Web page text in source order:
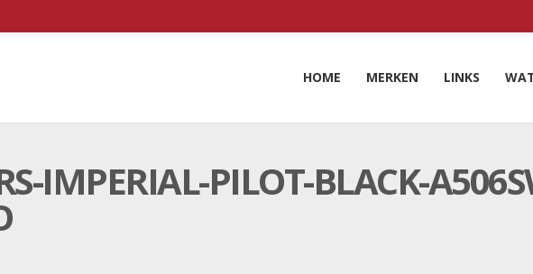
HOME MERKEN LINKS
IMPERIAL-PILOT-BLACK-